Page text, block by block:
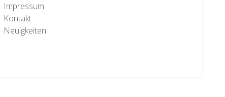
Impressum
Kontakt
Neuigkeiten